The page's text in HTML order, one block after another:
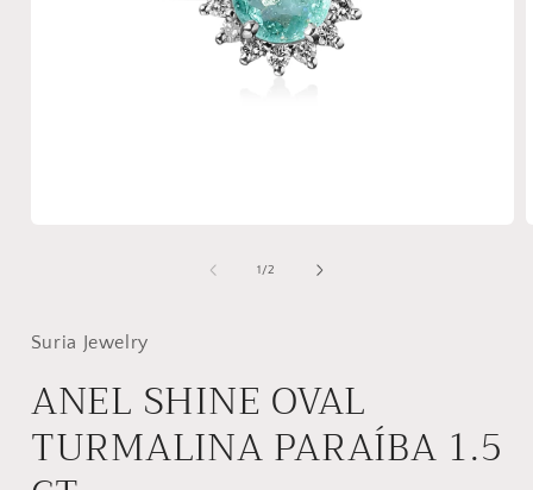
modal
1/de
2
Suria Jewelry
ANEL SHINE OVAL
TURMALINA PARAÍBA 1.5